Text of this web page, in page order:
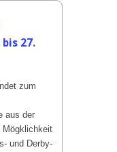
27.
zum
aus der
Mögklichkeit
und Derby-